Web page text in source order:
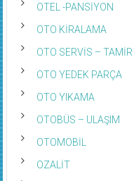
OTEL -PANSİYON
OTO KİRALAMA
OTO SERVİS – TAMİR
OTO YEDEK PARÇA
OTO YIKAMA
OTOBÜS – ULAŞIM
OTOMOBİL
OZALİT